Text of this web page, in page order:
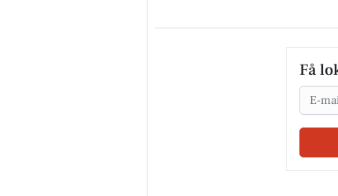
Få
Email